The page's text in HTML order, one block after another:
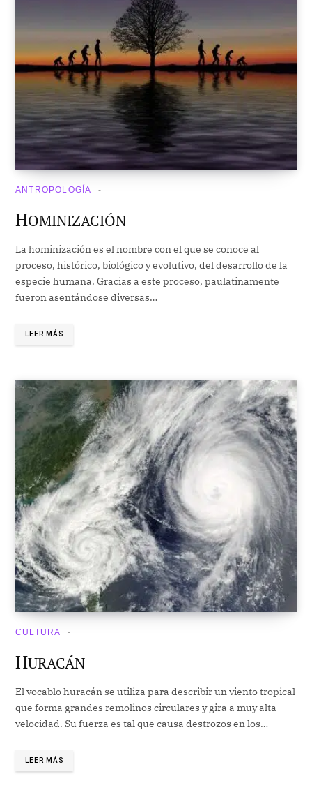
ANTROPOLOGÍA
HOMINIZACIÓN
La hominización es el nombre con el que se conoce al
proceso, histórico, biológico y evolutivo, del desarrollo de la
especie humana. Gracias a este proceso, paulatinamente
fueron asentándose diversas…
LEER MÁS
CULTURA
HURACÁN
El vocablo huracán se utiliza para describir un viento tropical
que forma grandes remolinos circulares y gira a muy alta
velocidad. Su fuerza es tal que causa destrozos en los…
LEER MÁS